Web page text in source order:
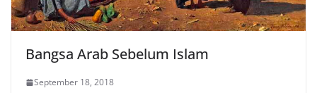
Bangsa Arab Sebelum Islam
September 18, 2018